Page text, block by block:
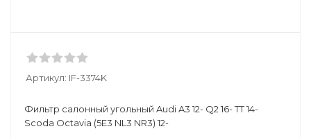
Артикул: IF-3374K
Фильтр салонный угольный Audi A3 12- Q2 16- TT 14-
Scoda Octavia (5E3 NL3 NR3) 12-